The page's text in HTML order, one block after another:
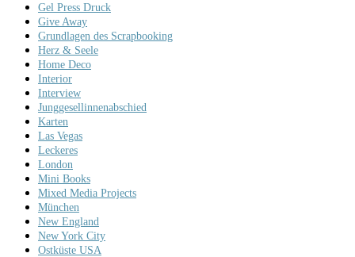
Gel Press Druck
Give Away
Grundlagen des Scrapbooking
Herz & Seele
Home Deco
Interior
Interview
Junggesellinnenabschied
Karten
Las Vegas
Leckeres
London
Mini Books
Mixed Media Projects
München
New England
New York City
Ostküste USA